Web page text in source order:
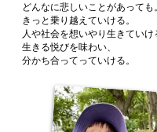
どんなに悲しいことがあっても。
きっと乗り越えていける。
人や社会を想いやり生きていけ
生きる悦びを味わい、
分かち合ってっていける。